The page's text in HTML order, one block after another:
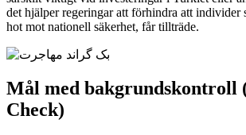
det hjälper regeringar att förhindra att individer
hot mot nationell säkerhet, får tillträde.
Mål med bakgrundskontroll
Check)